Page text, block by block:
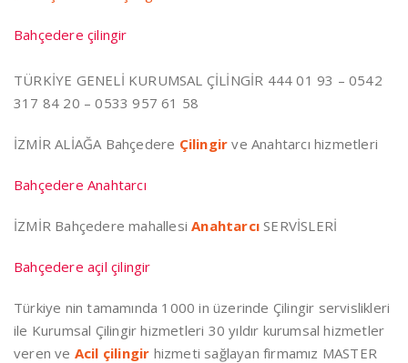
Bahçedere çilingir
TÜRKİYE GENELİ KURUMSAL ÇİLİNGİR 444 01 93 – 0542
317 84 20 – 0533 957 61 58
İZMİR ALİAĞA Bahçedere Çilingir ve Anahtarcı hizmetleri
Bahçedere Anahtarcı
İZMİR Bahçedere mahallesiAnahtarcı SERVİSLERİ
Bahçedere açil çilingir
Türkiye nin tamamında 1000 in üzerinde Çilingir servislikleri
ile Kurumsal Çilingir hizmetleri 30 yıldır kurumsal hizmetler
veren ve Acil çilingir hizmeti sağlayan firmamız MASTER